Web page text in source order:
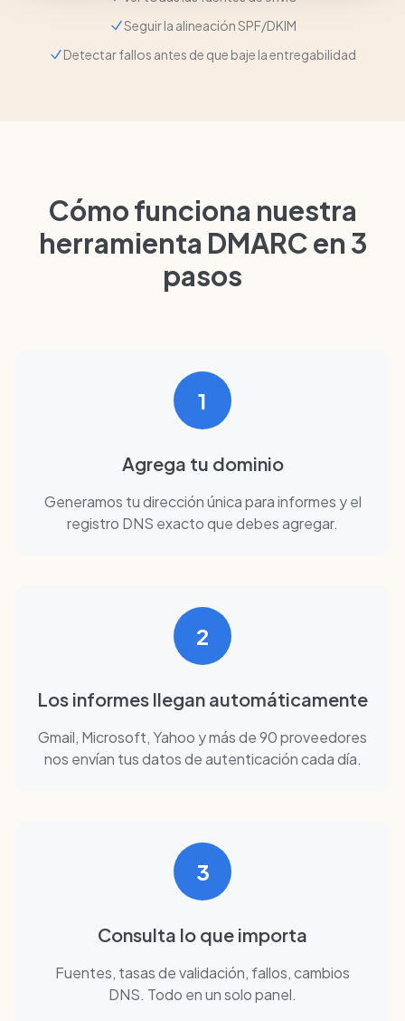
Seguir la alineación SPF/DKIM
Detectar fallos antes de que baje la entregabilidad
Cómo funciona nuestra
herramienta DMARC en 3
pasos
1
Agrega tu dominio
Generamos tu dirección única para informes y el
registro DNS exacto que debes agregar.
2
Los informes llegan automáticamente
Gmail, Microsoft, Yahoo y más de 90 proveedores
nos envían tus datos de autenticación cada día.
3
Consulta lo que importa
Fuentes, tasas de validación, fallos, cambios
DNS. Todo en un solo panel.